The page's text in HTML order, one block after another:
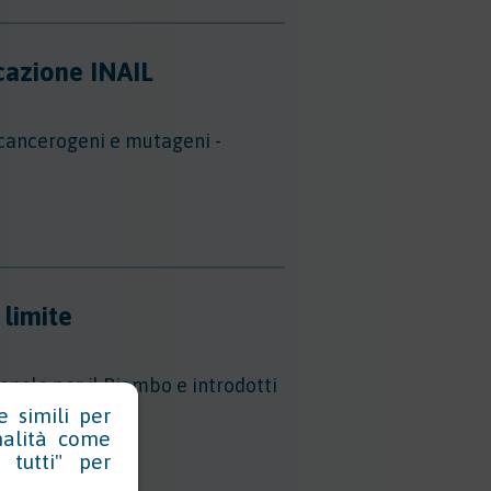
INAIL
e mutageni -
limite
per il Piombo e introdotti
simili per
come
tutti" per